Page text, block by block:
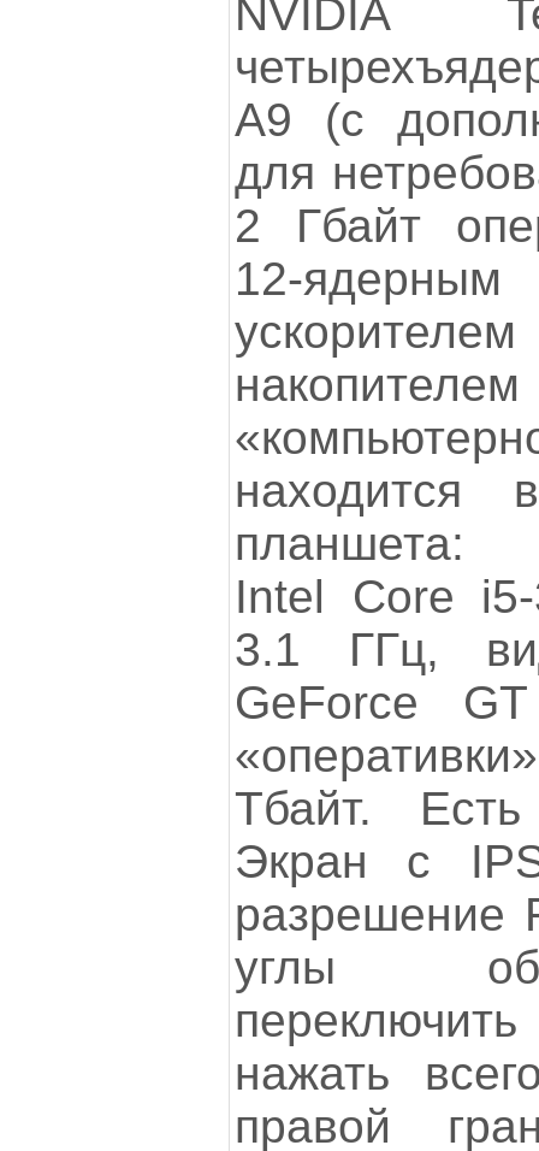
NVIDIA
A9 (с
для
2 Гбайт
12-
находится
планшета:
Intel Core
3.1 ГГц,
GeForce
Тбайт.
Экран с
разрешение
углы
нажать
правой